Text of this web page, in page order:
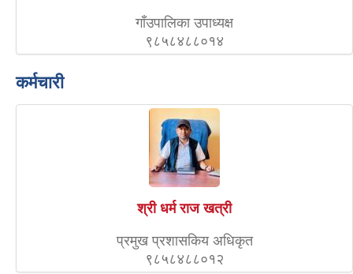
गाँउपालिका उपाध्यक्ष
९८५८४८८०१४
कर्मचारी
श्री धर्म राज खत्री
प्रमुख प्रशासकिय अधिकृत
९८५८४८८०१२